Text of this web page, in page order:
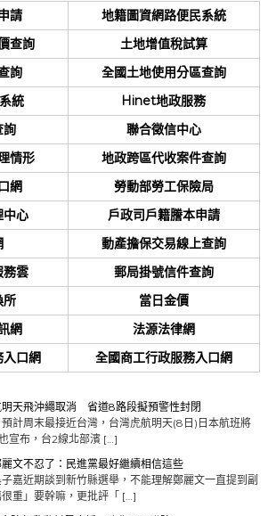
請
地籍圖資網路便民系統
查詢
土地增值稅試算
詢
全國土地使用分區查詢
統
Hinet地政服務
詢
聯合徵信中心
情形
地政跨區代收案件查詢
網
勞動部勞工保險局
中心
戶政司戶籍謄本申請
動產擔保交易線上查詢
務雲
郵局掛號信件查詢
所
當日金價
網
法源法律網
入口網
全國商工行政服務入口網
明天飛沖繩取消 省道8路段擬預警性封閉
計周末最接近台灣，台灣虎航明天(8日)日本航班將
宣布，台2線北部濱 […]
文不忍了：民進黨最好繼續相信這些
嘉近期談到新竹縣選舉，不能理解鄭麗文一直提到副
重」要幹嘛，更批評「 […]